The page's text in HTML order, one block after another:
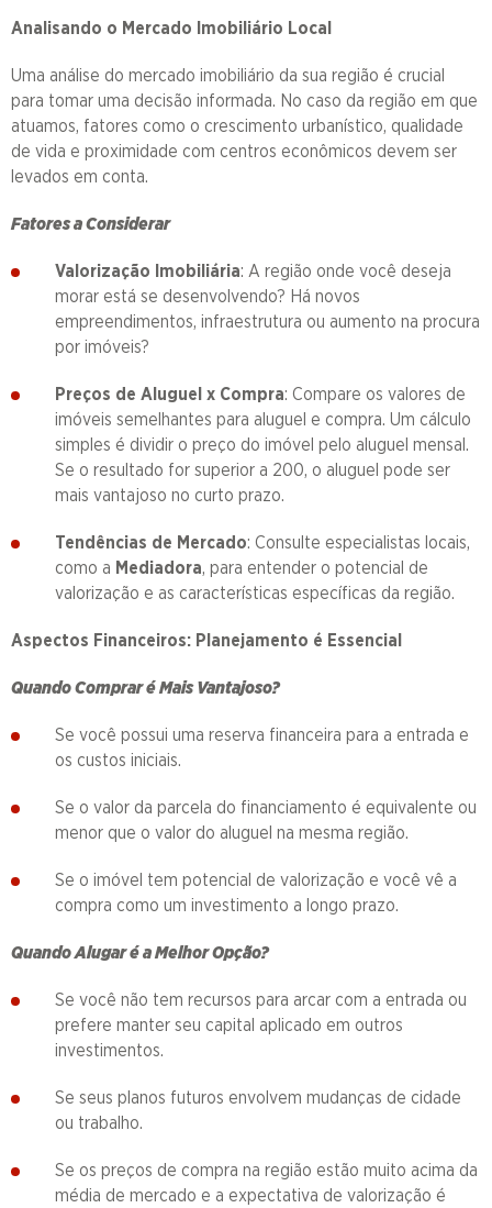
Analisando o Mercado Imobiliário Local
Uma análise do mercado imobiliário da sua região é crucial
para tomar uma decisão informada. No caso da região em que
atuamos, fatores como o crescimento urbanístico, qualidade
de vida e proximidade com centros econômicos devem ser
levados em conta.
Fatores a Considerar
Valorização Imobiliária: A região onde você deseja
morar está se desenvolvendo? Há novos
empreendimentos, infraestrutura ou aumento na procura
por imóveis?
Preços de Aluguel x Compra: Compare os valores de
imóveis semelhantes para aluguel e compra. Um cálculo
simples é dividir o preço do imóvel pelo aluguel mensal.
Se o resultado for superior a 200, o aluguel pode ser
mais vantajoso no curto prazo.
Tendências de Mercado: Consulte especialistas locais,
como a Mediadora, para entender o potencial de
valorização e as características específicas da região.
Aspectos Financeiros: Planejamento é Essencial
Quando Comprar é Mais Vantajoso?
Se você possui uma reserva financeira para a entrada e
os custos iniciais.
Se o valor da parcela do financiamento é equivalente ou
menor que o valor do aluguel na mesma região.
Se o imóvel tem potencial de valorização e você vê a
compra como um investimento a longo prazo.
Quando Alugar é a Melhor Opção?
Se você não tem recursos para arcar com a entrada ou
prefere manter seu capital aplicado em outros
investimentos.
Se seus planos futuros envolvem mudanças de cidade
ou trabalho.
Se os preços de compra na região estão muito acima da
média de mercado e a expectativa de valorização é